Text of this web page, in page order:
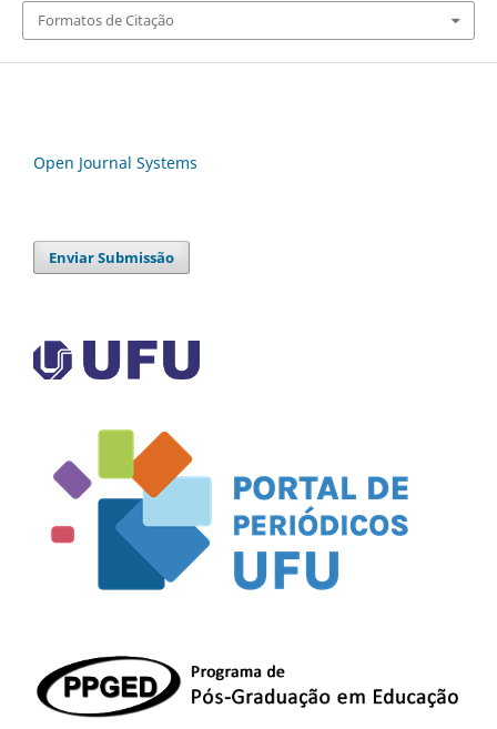
Formatos de Citação
Open Journal Systems
Enviar Submissão